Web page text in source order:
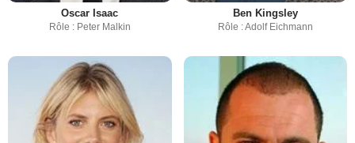
Oscar Isaac
Rôle : Peter Malkin
Ben Kingsley
Rôle : Adolf Eichmann